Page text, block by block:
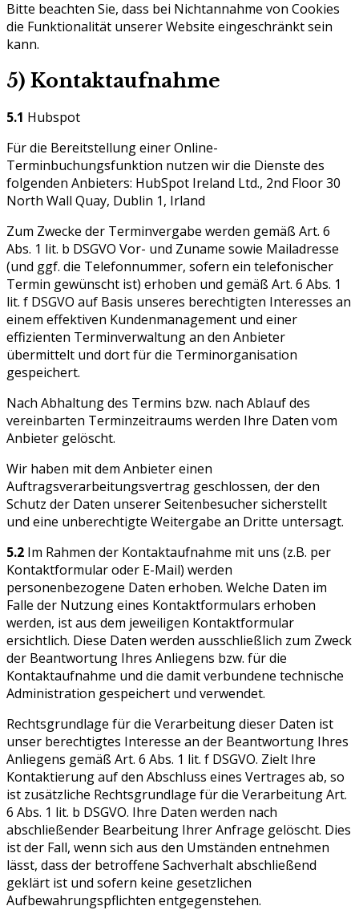
Bitte beachten Sie, dass bei Nichtannahme von Cookies
die Funktionalität unserer Website eingeschränkt sein
kann.
5) Kontaktaufnahme
5.1 Hubspot
Für die Bereitstellung einer Online-
Terminbuchungsfunktion nutzen wir die Dienste des
folgenden Anbieters: HubSpot Ireland Ltd., 2nd Floor 30
North Wall Quay, Dublin 1, Irland
Zum Zwecke der Terminvergabe werden gemäß Art. 6
Abs. 1 lit. b DSGVO Vor- und Zuname sowie Mailadresse
(und ggf. die Telefonnummer, sofern ein telefonischer
Termin gewünscht ist) erhoben und gemäß Art. 6 Abs. 1
lit. f DSGVO auf Basis unseres berechtigten Interesses an
einem effektiven Kundenmanagement und einer
effizienten Terminverwaltung an den Anbieter
übermittelt und dort für die Terminorganisation
gespeichert.
Nach Abhaltung des Termins bzw. nach Ablauf des
vereinbarten Terminzeitraums werden Ihre Daten vom
Anbieter gelöscht.
Wir haben mit dem Anbieter einen
Auftragsverarbeitungsvertrag geschlossen, der den
Schutz der Daten unserer Seitenbesucher sicherstellt
und eine unberechtigte Weitergabe an Dritte untersagt.
5.2 Im Rahmen der Kontaktaufnahme mit uns (z.B. per
Kontaktformular oder E-Mail) werden
personenbezogene Daten erhoben. Welche Daten im
Falle der Nutzung eines Kontaktformulars erhoben
werden, ist aus dem jeweiligen Kontaktformular
ersichtlich. Diese Daten werden ausschließlich zum Zweck
der Beantwortung Ihres Anliegens bzw. für die
Kontaktaufnahme und die damit verbundene technische
Administration gespeichert und verwendet.
Rechtsgrundlage für die Verarbeitung dieser Daten ist
unser berechtigtes Interesse an der Beantwortung Ihres
Anliegens gemäß Art. 6 Abs. 1 lit. f DSGVO. Zielt Ihre
Kontaktierung auf den Abschluss eines Vertrages ab, so
ist zusätzliche Rechtsgrundlage für die Verarbeitung Art.
6 Abs. 1 lit. b DSGVO. Ihre Daten werden nach
abschließender Bearbeitung Ihrer Anfrage gelöscht. Dies
ist der Fall, wenn sich aus den Umständen entnehmen
lässt, dass der betroffene Sachverhalt abschließend
geklärt ist und sofern keine gesetzlichen
Aufbewahrungspflichten entgegenstehen.